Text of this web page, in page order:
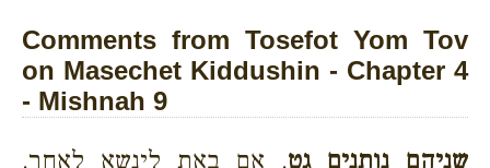
Comments from Tosefot Yom Tov
on Masechet Kiddushin - Chapter 4
- Mishnah 9
שניהם נותנים גט. אם באת לינשא לאחר.